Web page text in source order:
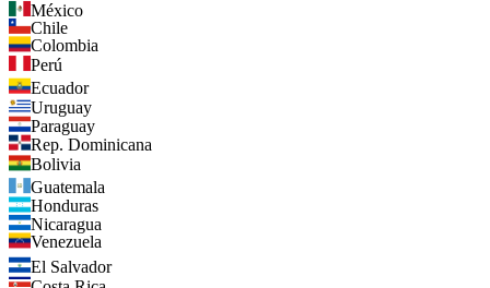
México
Chile
Colombia
Perú
Ecuador
Uruguay
Paraguay
Rep. Dominicana
Bolivia
Guatemala
Honduras
Nicaragua
Venezuela
El Salvador